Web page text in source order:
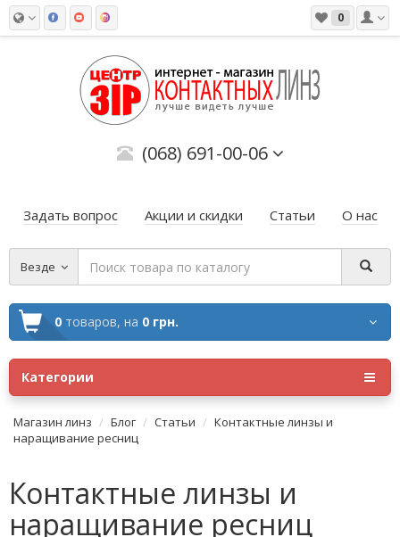
0
(068) 691-00-06
Задать вопрос Акции и скидки Статьи О нас
Везде
0 товаров, на 0 грн.
Категории
Магазин линз Блог Статьи
Контактные линзы и
наращивание ресниц
Контактные линзы и
наращивание ресниц